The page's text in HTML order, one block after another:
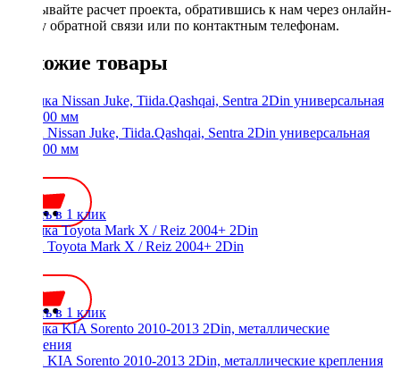
Заказывайте расчет проекта, обратившись к нам через онлайн-
форму обратной связи или по контактным телефонам.
Похожие товары
Рамка Nissan Juke, Tiida.Qashqai, Sentra 2Din универсальная
199x100 мм
Купить в 1 клик
Рамка Toyota Mark X / Reiz 2004+ 2Din
Купить в 1 клик
Рамка KIA Sorento 2010-2013 2Din, металлические крепления